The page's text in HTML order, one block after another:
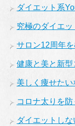
ダイエット系
究極のダイエ
サロン12周年
健康と美と新
美しく痩せた
コロナ太りを防
ダイエットし